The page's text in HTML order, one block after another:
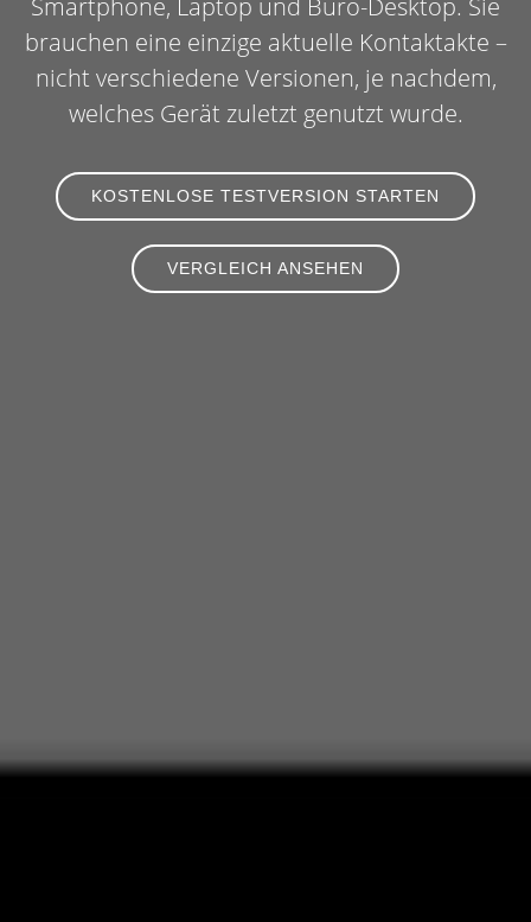
Smartphone, Laptop und Büro-Desktop. Sie
brauchen eine einzige aktuelle Kontaktakte –
nicht verschiedene Versionen, je nachdem,
welches Gerät zuletzt genutzt wurde.
KOSTENLOSE TESTVERSION STARTEN
VERGLEICH ANSEHEN